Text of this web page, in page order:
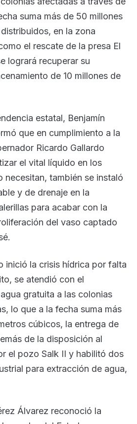
suma más de 50 millones
en la zona
el rescate de la presa El
logrará recuperar su
de 10 millones de
estatal, Benjamín
que en cumplimiento a la
Ricardo Gallardo
el vital líquido en los
necesitan, también se instaló
y de drenaje en la
para acabar con la
del vaso captado
inició la crisis hídrica por falta
se atendió con el
gratuita a las colonias
lo que a la fecha suma más
cúbicos, la entrega de
de la disposición al
el pozo Salk II y habilitó dos
para extracción de agua,
Álvarez reconoció la